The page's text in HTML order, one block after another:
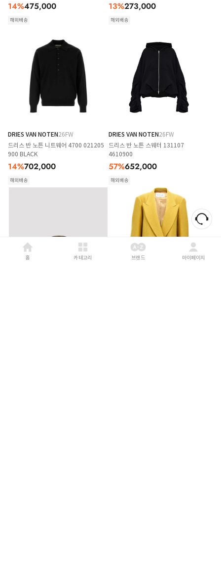
14%475,000
해외배송
13%273,000
해외배송
DRIES VAN NOTEN26FW
드리스 반 노튼 니트웨어 4700 021205
900 BLACK
14%702,000
해외배송
DRIES VAN NOTEN26FW
드리스 반 노튼 스웨터 131107
4610900
57%652,000
해외배송
홈 카테고리 브랜드 마이페이지